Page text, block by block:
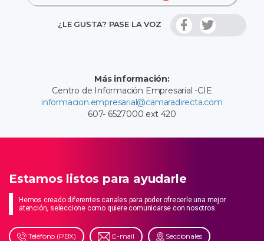
¿LE GUSTA? PASE LA VOZ
Más información:
Centro de Información Empresarial -CIE
informacion.empresarial@camaradirecta.com
607- 6527000 ext 420
Estamos listos para ayudarle
Hemos creado diferentes canales para poder ofrecerle una mejor
atención, seleccione como quiere comunicarse con nosotros.
Teléfono (PBX) E-mail Seccionales